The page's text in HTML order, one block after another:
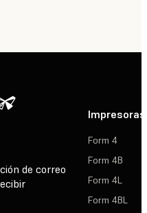
de correo
Impresoras
Form 4
Form 4B
Form 4L
Form 4BL